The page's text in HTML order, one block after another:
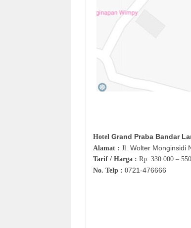
Hotel Grand Praba Bandar
Alamat : Jl. Wolter Monginsidi
Tarif / Harga : Rp. 330.000 –
No. Telp : 0721-476666